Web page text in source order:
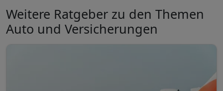
Weitere Ratgeber zu den Themen
Auto und Versicherungen